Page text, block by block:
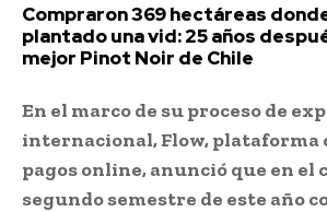
Compraron 369 hectáreas
plantado una vid: 25 años
mejor Pinot Noir de Chile
En el marco de su proceso de
internacional, Flow, plataforma
pagos online, anunció que en el
segundo semestre de este año